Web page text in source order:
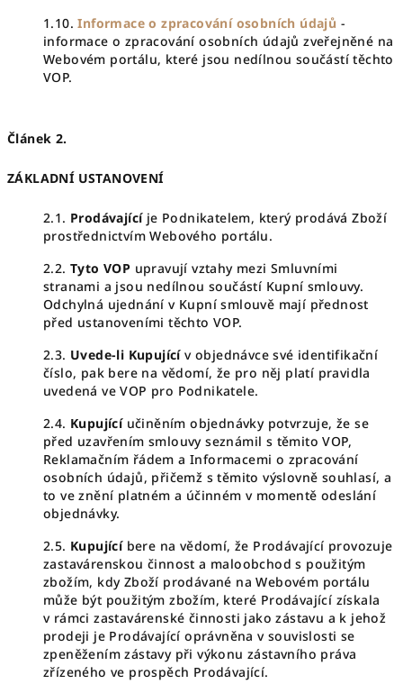
1.10.Informace o zpracování osobních údajů -
informace o zpracování osobních údajů zveřejněné na
Webovém portálu, které jsou nedílnou součástí těchto
VOP.
Článek 2.
ZÁKLADNÍ USTANOVENÍ
2.1. Prodávajícíje Podnikatelem, který prodává Zboží
prostřednictvím Webového portálu.
2.2. Tyto VOP upravují vztahy mezi Smluvními
stranami a jsou nedílnou součástí Kupní smlouvy.
Odchylná ujednání v Kupní smlouvě mají přednost
před ustanoveními těchto VOP.
2.3. Uvede-li Kupujícív objednávce své identifikační
číslo, pak bere na vědomí, že pro něj platí pravidla
uvedená ve VOP pro Podnikatele.
2.4. Kupujícíučiněním objednávky potvrzuje, že se
před uzavřením smlouvy seznámil s těmito VOP,
Reklamačním řádem a Informacemi o zpracování
osobních údajů, přičemž s těmito výslovně souhlasí, a
to ve znění platném a účinném v momentě odeslání
objednávky.
2.5. Kupujícíbere na vědomí, že Prodávající provozuje
zastavárenskou činnost a maloobchod s použitým
zbožím, kdy Zboží prodávané na Webovém portálu
může být použitým zbožím, které Prodávající získala
v rámci zastavárenské činnosti jako zástavu a k jehož
prodeji je Prodávající oprávněna v souvislosti se
zpeněžením zástavy při výkonu zástavního práva
zřízeného ve prospěch Prodávající.